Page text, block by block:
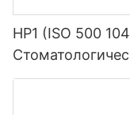
HP1 (ISO 500
зубной карбид